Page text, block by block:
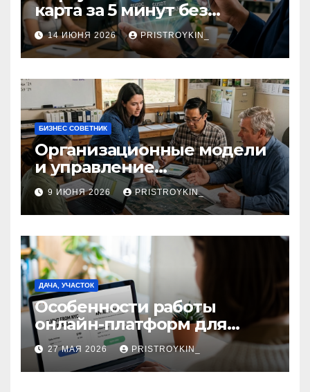
карта за 5 минут без
верификации и участия
банков с пополнением в
долларовом стейблкоине
14 ИЮНЯ 2026 PRISTROYKIN_
БИЗНЕС СОВЕТНИК
Организационные модели
и управление
сельскохозяйственными
компаниями и
предприятиями
9 ИЮНЯ 2026 PRISTROYKIN_
ДАЧА, УЧАСТОК
Особенности работы
онлайн-платформ для
поиска авиабилетов и
железнодорожных
билетов
27 МАЯ 2026 PRISTROYKIN_